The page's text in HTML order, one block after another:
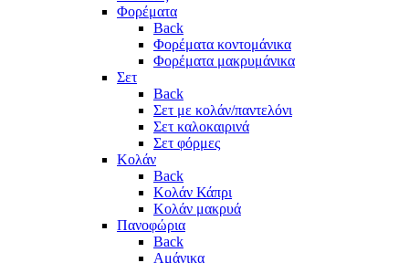
Φορέματα
Back
Φορέματα κοντομάνικα
Φορέματα μακρυμάνικα
Σετ
Back
Σετ με κολάν/παντελόνι
Σετ καλοκαιρινά
Σετ φόρμες
Κολάν
Back
Κολάν Κάπρι
Κολάν μακρυά
Πανοφώρια
Back
Αμάνικα